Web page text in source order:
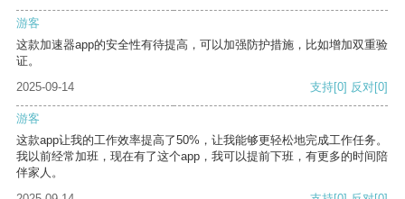
游客
这款加速器app的安全性有待提高，可以加强防护措施，比如增加双重验
证。
2025-09-14
支持[0] 反对[0]
游客
这款app让我的工作效率提高了50%，让我能够更轻松地完成工作任务。
我以前经常加班，现在有了这个app，我可以提前下班，有更多的时间陪
伴家人。